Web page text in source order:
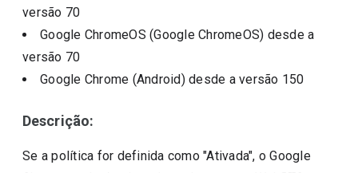
versão 70
Google ChromeOS (Google ChromeOS) desde a
versão 70
Google Chrome (Android)desde a versão 150
Descrição:
Se a política for definida como "Ativada", o Google